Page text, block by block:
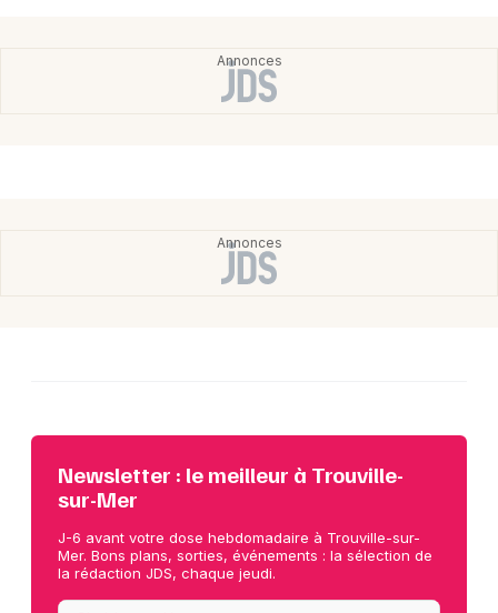
Newsletter : le meilleur à Trouville-
sur-Mer
J-6 avant votre dose hebdomadaire à Trouville-sur-
Mer. Bons plans, sorties, événements : la sélection de
la rédaction JDS, chaque jeudi.